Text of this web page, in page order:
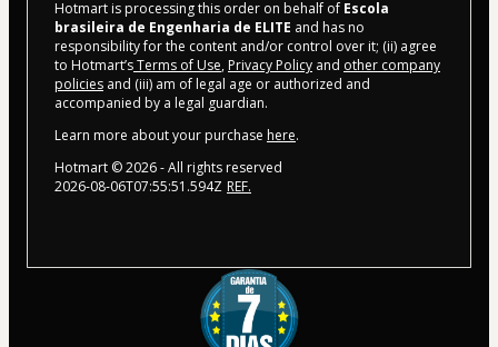
Hotmart is processing this order on behalf of Escola
brasileira de Engenharia de ELITE and has no
responsibility for the content and/or control over it; (ii) agree
to Hotmart’sTerms of Use, Privacy Policy and other company
policies and (iii) am of legal age or authorized and
accompanied by a legal guardian.
Learn more about your purchase here.
Hotmart ©2026- All rights reserved
2026-08-06T07:55:51.594Z REF.